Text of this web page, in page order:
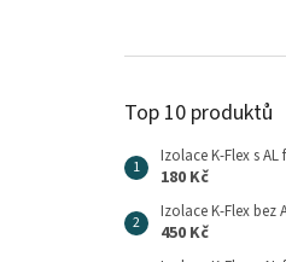
Top 10 produktů
Izolace K-Flex s
180 Kč
Izolace K-Flex bez
450 Kč